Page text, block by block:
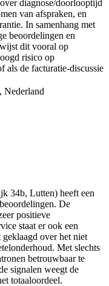
diagnose/doorlooptijd
van afspraken, en
In samenhang met
beoordelingen en
dit vooral op
risico op
als de facturatie-discussie
Nederland
34b, Lutten) heeft een
De
positieve
staat er ook een
over het niet
Met slechts
betrouwbaar te
signalen weegt de
totaaloordeel.